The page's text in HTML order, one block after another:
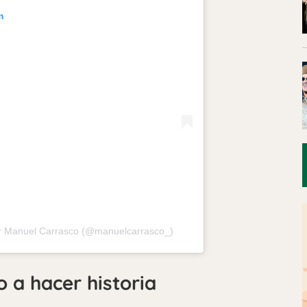
Carrasco (@manuelcarrasco_)
a hacer historia